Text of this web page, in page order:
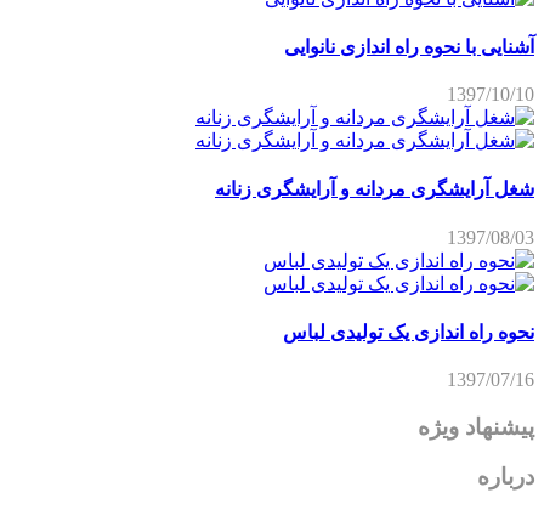
آشنایی با نحوه راه اندازی نانوایی
1397/10/10
شغل آرایشگری مردانه و آرایشگری زنانه
1397/08/03
نحوه راه اندازی یک تولیدی لباس
1397/07/16
پیشنهاد ویژه
درباره